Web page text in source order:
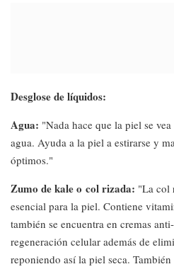
Desglose de líquidos:
Agua: "Nada hace que la piel se
agua. Ayuda a la piel a estirarse y
óptimos."
Zumo de kale o col rizada: "La col
esencial para la piel. Contiene
también se encuentra en cremas
regeneración celular además de
reponiendo así la piel seca.